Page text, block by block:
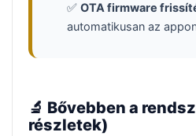
✅ OTA firmware
automatikusan az
🔬 Bővebben a
részletek)